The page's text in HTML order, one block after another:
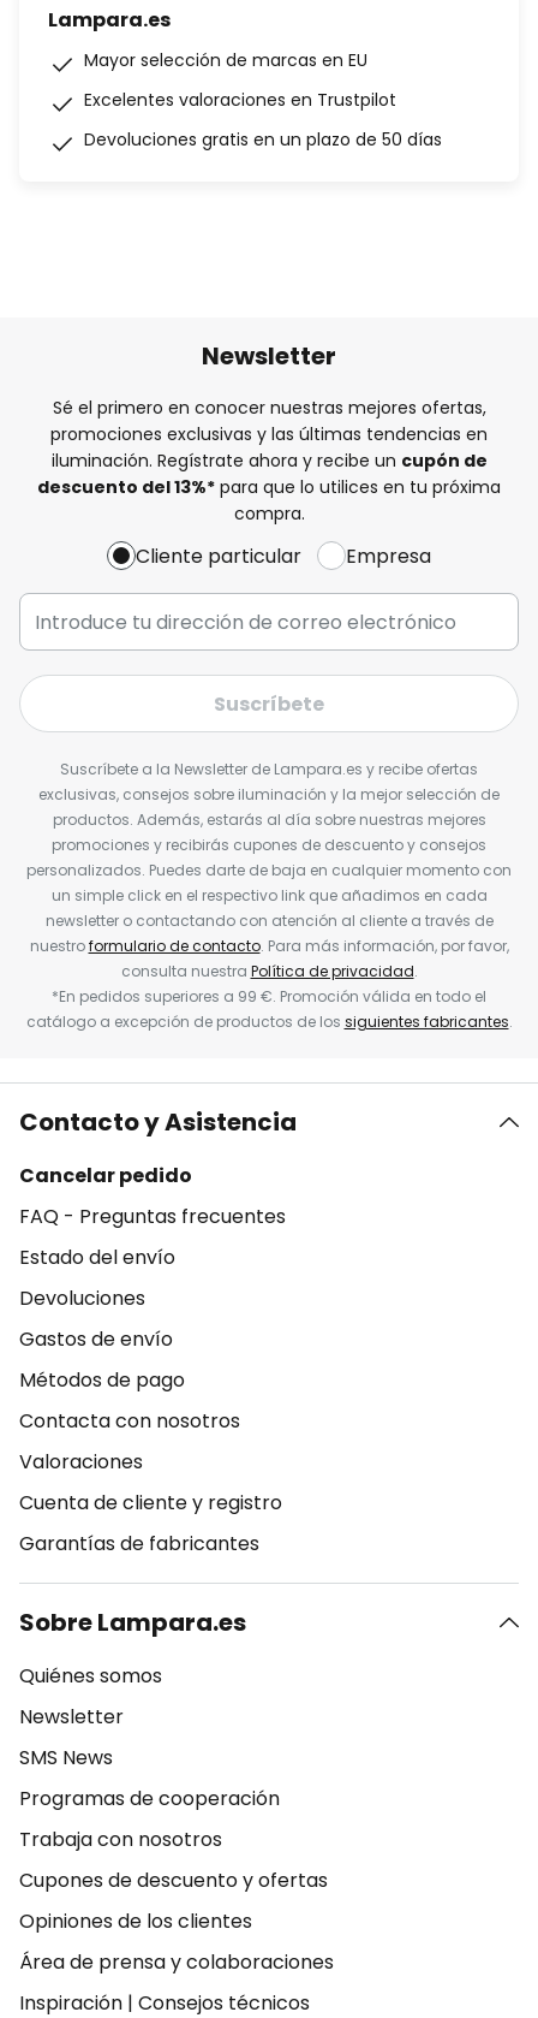
Lampara.es
Mayor selección de marcas en EU
Excelentes valoraciones en Trustpilot
Devoluciones gratis en un plazo de 50 días
Newsletter
Sé el primero en conocer nuestras mejores ofertas,
promociones exclusivas y las últimas tendencias en
iluminación. Regístrate ahora y recibe un cupón de
descuento del13%* para que lo utilices en tu próxima
compra.
Cliente particular Empresa
Suscríbete
Suscríbete a la Newsletter de Lampara.es y recibe ofertas
exclusivas, consejos sobre iluminación y la mejor selección de
productos. Además, estarás al día sobre nuestras mejores
promociones y recibirás cupones de descuento y consejos
personalizados. Puedes darte de baja en cualquier momento con
un simple click en el respectivo link que añadimos en cada
newsletter o contactando con atención al cliente a través de
nuestroformulario de contacto. Para más información, por favor,
consulta nuestra Política de privacidad.
*En pedidos superiores a 99 €. Promoción válida en todo el
catálogo a excepción de productos de los siguientes fabricantes.
Contacto y Asistencia
Cancelar pedido
FAQ - Preguntas frecuentes
Estado del envío
Devoluciones
Gastos de envío
Métodos de pago
Contacta con nosotros
Valoraciones
Cuenta de cliente y registro
Garantías de fabricantes
Sobre Lampara.es
Quiénes somos
Newsletter
SMS News
Programas de cooperación
Trabaja con nosotros
Cupones de descuento y ofertas
Opiniones de los clientes
Área de prensa y colaboraciones
Inspiración | Consejos técnicos